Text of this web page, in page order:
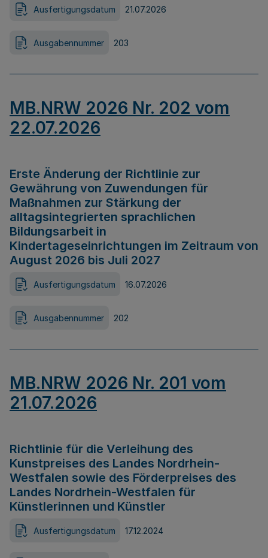
Ausfertigungsdatum 21.07.2026
Ausgabennummer 203
MB.NRW 2026 Nr. 202 vom
22.07.2026
Erste Änderung der Richtlinie zur
Gewährung von Zuwendungen für
Maßnahmen zur Stärkung der
alltagsintegrierten sprachlichen
Bildungsarbeit in
Kindertageseinrichtungen im Zeitraum von
August 2026 bis Juli 2027
Ausfertigungsdatum 16.07.2026
Ausgabennummer 202
MB.NRW 2026 Nr. 201 vom
21.07.2026
Richtlinie für die Verleihung des
Kunstpreises des Landes Nordrhein-
Westfalen sowie des Förderpreises des
Landes Nordrhein-Westfalen für
Künstlerinnen und Künstler
Ausfertigungsdatum 17.12.2024